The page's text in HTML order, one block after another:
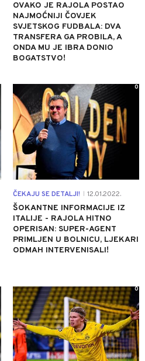
OVAKO JE RAJOLA POSTAO
NAJMOĆNIJI ČOVJEK
SVJETSKOG FUDBALA: DVA
TRANSFERA GA PROBILA, A
ONDA MU JE IBRA DONIO
BOGATSTVO!
ČEKAJU SE DETALJI! 12.01.2022.
ŠOKANTNE INFORMACIJE IZ
ITALIJE - RAJOLA HITNO
OPERISAN: SUPER-AGENT
PRIMLJEN U BOLNICU, LJEKARI
ODMAH INTERVENISALI!
0
0